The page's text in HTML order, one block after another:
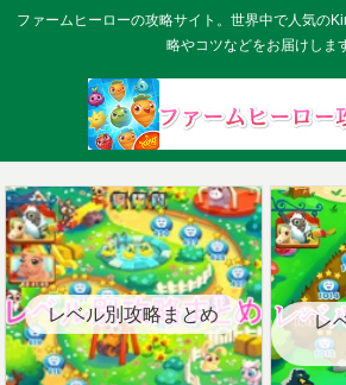
ファームヒーローの攻略サイト。世界中で人気の
略やコツなどをお届けしま
レベル別攻略まとめ
レ